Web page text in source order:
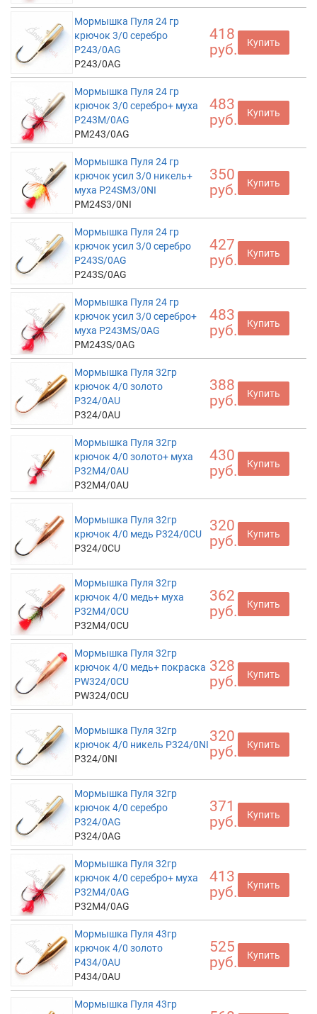
Мормышка Пуля 24 гр
крючок 3/0 серебро
P243/0AG
P243/0AG
418
руб.
Купить
Мормышка Пуля 24 гр
крючок 3/0 серебро+ муха
P243M/0AG
PM243/0AG
483
руб.
Купить
Мормышка Пуля 24 гр
крючок усил 3/0 никель+
муха P24SM3/0NI
PM24S3/0NI
350
руб.
Купить
Мормышка Пуля 24 гр
крючок усил 3/0 серебро
P243S/0AG
P243S/0AG
427
руб.
Купить
Мормышка Пуля 24 гр
крючок усил 3/0 серебро+
муха P243MS/0AG
PM243S/0AG
483
руб.
Купить
Мормышка Пуля 32гр
крючок 4/0 золото
P324/0AU
P324/0AU
388
руб.
Купить
Мормышка Пуля 32гр
крючок 4/0 золото+ муха
P32M4/0AU
P32M4/0AU
430
руб.
Купить
Мормышка Пуля 32гр
крючок 4/0 медь P324/0CU
P324/0CU
320
руб.
Купить
Мормышка Пуля 32гр
крючок 4/0 медь+ муха
P32M4/0CU
P32M4/0CU
362
руб.
Купить
Мормышка Пуля 32гр
крючок 4/0 медь+ покраска
PW324/0CU
PW324/0CU
328
руб.
Купить
Мормышка Пуля 32гр
крючок 4/0 никель P324/0NI
P324/0NI
320
руб.
Купить
Мормышка Пуля 32гр
крючок 4/0 серебро
P324/0AG
P324/0AG
371
руб.
Купить
Мормышка Пуля 32гр
крючок 4/0 серебро+ муха
P32M4/0AG
P32M4/0AG
413
руб.
Купить
Мормышка Пуля 43гр
крючок 4/0 золото
P434/0AU
P434/0AU
525
руб.
Купить
Мормышка Пуля 43гр